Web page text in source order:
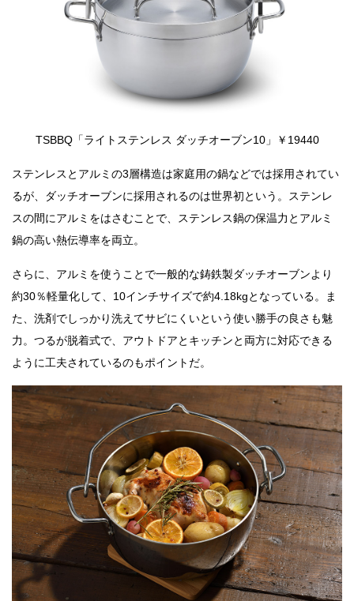
TSBBQ「ライトステンレス ダッチオーブン10」￥19440
ステンレスとアルミの3層構造は家庭用の鍋などでは採用されてい
るが、ダッチオーブンに採用されるのは世界初という。ステンレ
スの間にアルミをはさむことで、ステンレス鍋の保温力とアルミ
鍋の高い熱伝導率を両立。
さらに、アルミを使うことで一般的な鋳鉄製ダッチオーブンより
約30％軽量化して、10インチサイズで約4.18kgとなっている。ま
た、洗剤でしっかり洗えてサビにくいという使い勝手の良さも魅
力。つるが脱着式で、アウトドアとキッチンと両方に対応できる
ように工夫されているのもポイントだ。